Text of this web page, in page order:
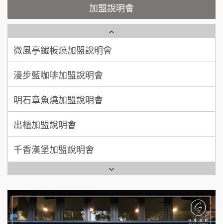
加盟預算 100萬 ~ 200萬
廖 先生/小姐
加盟預算 200萬~300萬
【曉妍美妝】誠徵行政櫃檯
自助洗衣店誠徵代洗收送人員(台中市)
MUSHEN徵SPA美容芳療師
日十。早午食加盟說明會
拾鑶火鍋加盟說明會
全家加盟說明會
台灣G湯加盟說明會
彭富貴加盟說明會
加盟說明會
微風亭鐵板燒加盟說明會
漫步藍咖啡加盟說明會
明石章魚燒加盟說明會
出櫃加盟說明會
千香漢堡加盟說明會
七盞茶加盟說明會
杜芳子古味茶鋪加盟說明會